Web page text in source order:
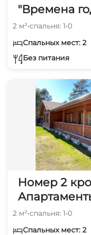
"Времена
2 м²•спальня: 1•0
Спальных мест: 2
Без питания
Номер 2
2 м²•спальня: 1•0
Спальных мест: 2